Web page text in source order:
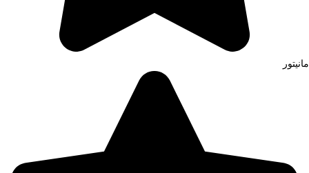
مانیتور